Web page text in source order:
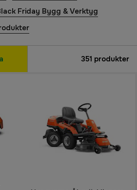
Friday Bygg & Verktyg
351 produkter